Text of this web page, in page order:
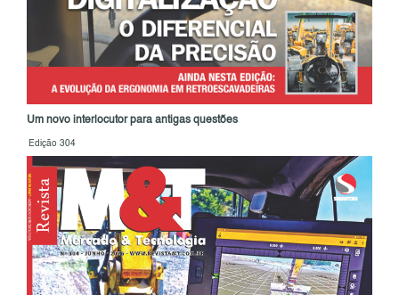
Um novo interlocutor para antigas questões
Edição 304